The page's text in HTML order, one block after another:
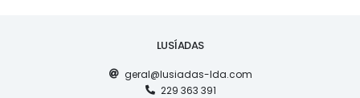
LUSÍADAS
geral@lusiadas-lda.com
229 363 391